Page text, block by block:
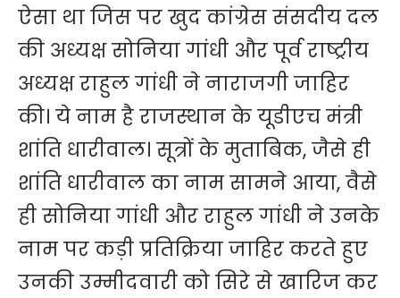
ऐसा था जिस पर खुद कांग्रेस संसदीय दल
की अध्यक्ष सोनिया गांधी और पूर्व राष्ट्रीय
अध्यक्ष राहुल गांधी ने नाराजगी जाहिर
की। ये नाम है राजस्थान के यूडीएच मंत्री
शांति धारीवाल। सूत्रों के मुताबिक, जैसे ही
शांति धारीवाल का नाम सामने आया, वैसे
ही सोनिया गांधी और राहुल गांधी ने उनके
नाम पर कड़ी प्रतिक्रिया जाहिर करते हुए
उनकी उम्मीदवारी को सिरे से खारिज कर